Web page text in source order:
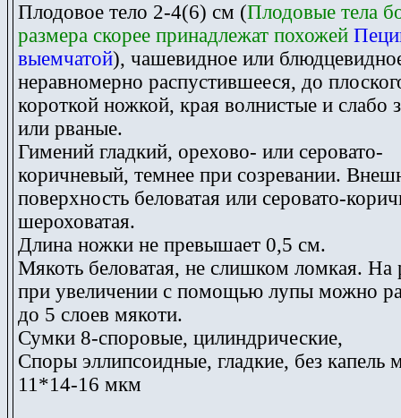
Плодовое тело 2-4(6) см (Плодовые тела
размера скорее принадлежат похожей
выемчатой), чашевидное или
неравномерно распустившееся, до
короткой ножкой, края волнистые и слабо
или рваные.
Гимений гладкий, орехово- или серовато-
коричневый, темнее при созревании.
поверхность беловатая или серовато-
шероховатая.
Длина ножки не превышает 0,5 см.
Мякоть беловатая, не слишком ломкая. На
при увеличении с помощью лупы можно
до 5 слоев мякоти.
Сумки 8-споровые, цилиндрические,
Споры эллипсоидные, гладкие, без капель
11*14-16 мкм